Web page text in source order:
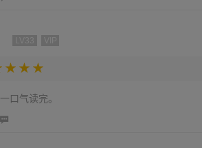
一口气读完。